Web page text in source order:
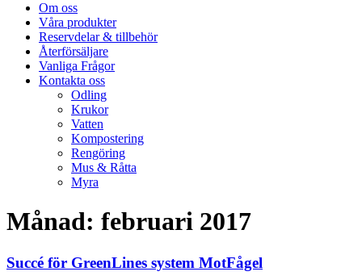
Om oss
Våra produkter
Reservdelar & tillbehör
Återförsäljare
Vanliga Frågor
Kontakta oss
Odling
Krukor
Vatten
Kompostering
Rengöring
Mus & Råtta
Myra
Månad: februari 2017
​Succé för GreenLines system MotFågel